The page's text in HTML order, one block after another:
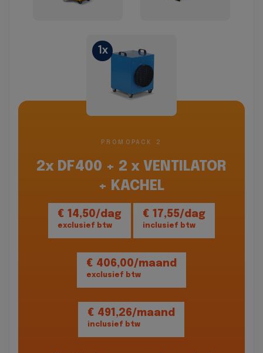
1x
PROMOPACK 2
2x DF400 + 2 x VENTILATOR
+ KACHEL
€ 14,50/dag
exclusief btw
€ 17,55/dag
inclusief btw
€ 406,00/maand
exclusief btw
€ 491,26/maand
inclusief btw